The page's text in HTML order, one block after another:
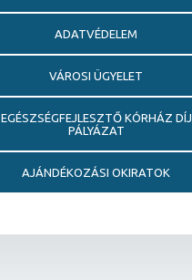
ADATVÉDELEM
VÁROSI ÜGYELET
EGÉSZSÉGFEJLESZTŐ KÓRHÁZ DÍJ
PÁLYÁZAT
AJÁNDÉKOZÁSI OKIRATOK